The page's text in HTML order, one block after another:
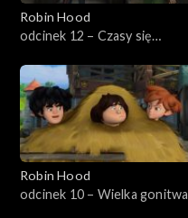
Robin Hood
odcinek 12 – Czasy się
Robin Hood
odcinek 10 – Wielka gonitwa